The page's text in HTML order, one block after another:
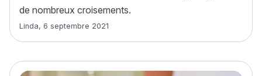
de nombreux croisements.
Article rédigé par
Linda, 6 septembre 2021